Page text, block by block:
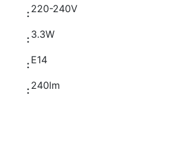
: 220-240V
: 3.3W
: E14
: 240lm